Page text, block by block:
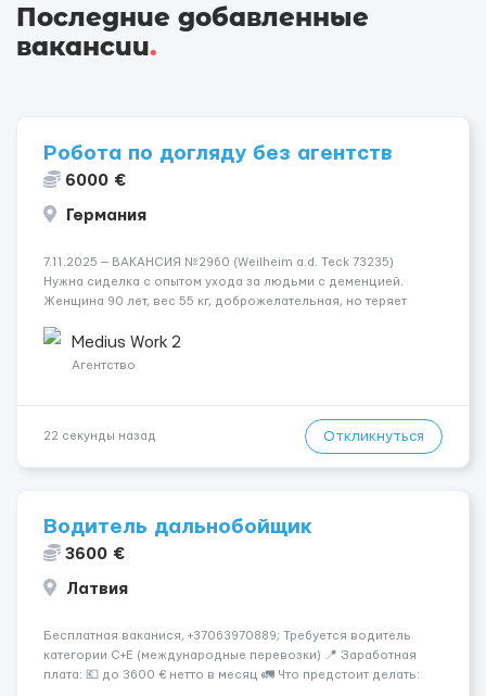
Последние добавленные
вакансии.
Робота по догляду без агентств
6000 €
Германия
7.11.2025 — ВАКАНСИЯ №2960 (Weilheim a.d. Teck 73235)
Нужна сиделка с опытом ухода за людьми с деменцией.
Женщина 90 лет, вес 55 кг, доброжелательная, но теряет
Ходит с роллатором, частичное недержание. Курить м...
Medius Work 2
Агентство
22 секунды назад Откликнуться
Водитель дальнобойщик
3600 €
Латвия
Бесплатная ваканися, +37063970889; Требуется водитель
категории C+E (международные перевозки) 📍 Заработная
плата: 💶 до 3600 € нетто в месяц 🚛 Что предстоит делать: